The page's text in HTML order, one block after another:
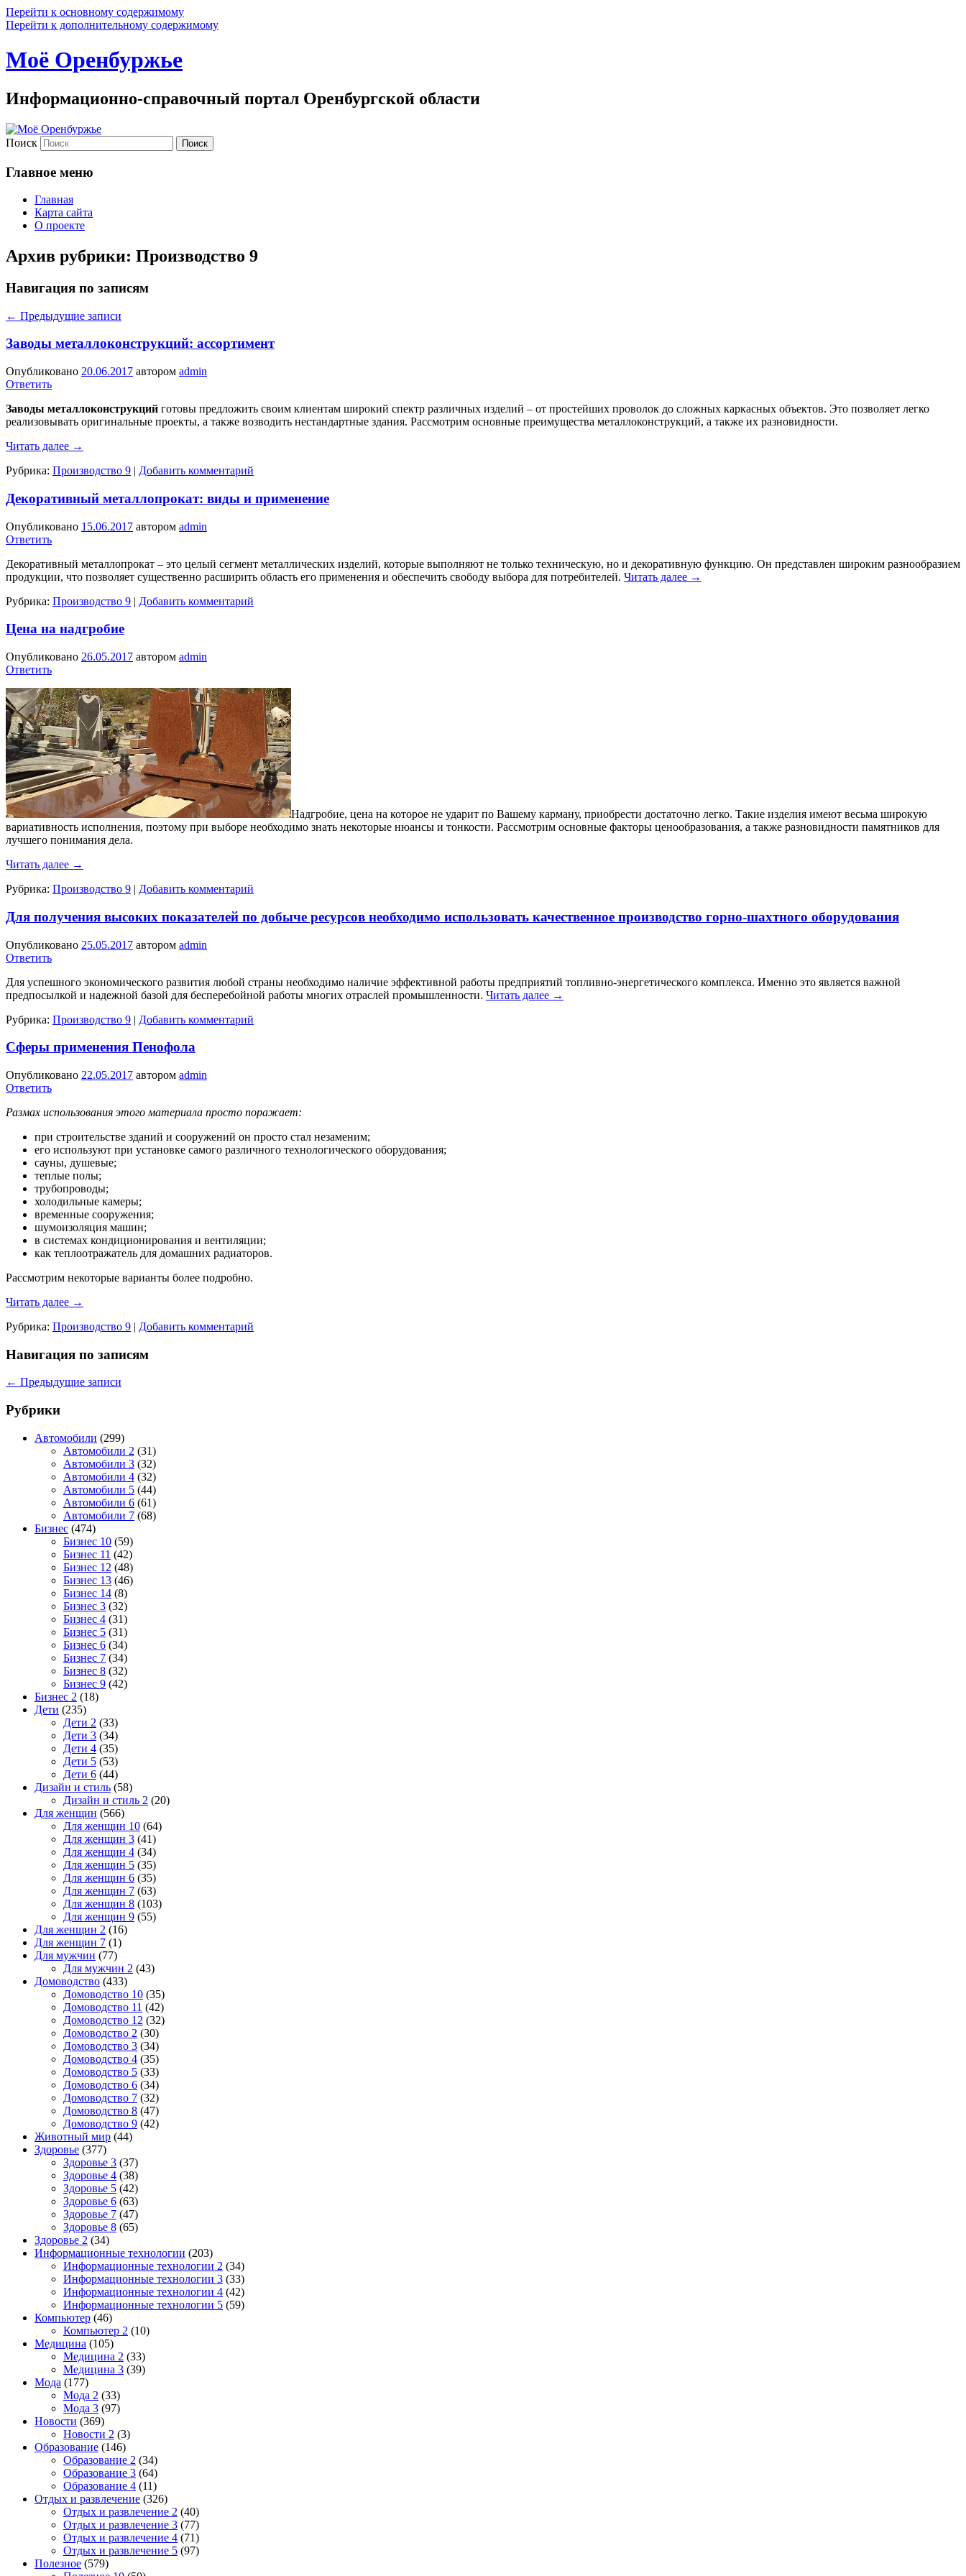
Перейти к основному содержимому
Перейти к дополнительному содержимому
Моё Оренбуржье
Информационно-справочный портал Оренбургской области
Поиск
Главное меню
Главная
Карта сайта
О проекте
Архив рубрики: Производство 9
Навигация по записям
← Предыдущие записи
Заводы металлоконструкций: ассортимент
Опубликовано 20.06.2017 автором admin
Ответить
Заводы металлоконструкций готовы предложить своим клиентам широкий спектр различных изделий – от простейших проволок до сложных каркасных объектов. Это позволяет легко
реализовывать оригинальные проекты, а также возводить нестандартные здания. Рассмотрим основные преимущества металлоконструкций, а также их разновидности.
Читать далее →
Рубрика: Производство 9 | Добавить комментарий
Декоративный металлопрокат: виды и применение
Опубликовано 15.06.2017 автором admin
Ответить
Декоративный металлопрокат – это целый сегмент металлических изделий, которые выполняют не только техническую, но и декоративную функцию. Он представлен широким разнообразием
продукции, что позволяет существенно расширить область его применения и обеспечить свободу выбора для потребителей. Читать далее →
Рубрика: Производство 9 | Добавить комментарий
Цена на надгробие
Опубликовано 26.05.2017 автором admin
Ответить
Надгробие, цена на которое не ударит по Вашему карману, приобрести достаточно легко. Такие изделия имеют весьма широкую
вариативность исполнения, поэтому при выборе необходимо знать некоторые нюансы и тонкости. Рассмотрим основные факторы ценообразования, а также разновидности памятников для
лучшего понимания дела.
Читать далее →
Рубрика: Производство 9 | Добавить комментарий
Для получения высоких показателей по добыче ресурсов необходимо использовать качественное производство горно-шахтного оборудования
Опубликовано 25.05.2017 автором admin
Ответить
Для успешного экономического развития любой страны необходимо наличие эффективной работы предприятий топливно-энергетического комплекса. Именно это является важной
предпосылкой и надежной базой для бесперебойной работы многих отраслей промышленности. Читать далее →
Рубрика: Производство 9 | Добавить комментарий
Сферы применения Пенофола
Опубликовано 22.05.2017 автором admin
Ответить
Размах использования этого материала просто поражает:
при строительстве зданий и сооружений он просто стал незаменим;
его используют при установке самого различного технологического оборудования;
сауны, душевые;
теплые полы;
трубопроводы;
холодильные камеры;
временные сооружения;
шумоизоляция машин;
в системах кондиционирования и вентиляции;
как теплоотражатель для домашних радиаторов.
Рассмотрим некоторые варианты более подробно.
Читать далее →
Рубрика: Производство 9 | Добавить комментарий
Навигация по записям
← Предыдущие записи
Рубрики
Автомобили (299)
Автомобили 2 (31)
Автомобили 3 (32)
Автомобили 4 (32)
Автомобили 5 (44)
Автомобили 6 (61)
Автомобили 7 (68)
Бизнес (474)
Бизнес 10 (59)
Бизнес 11 (42)
Бизнес 12 (48)
Бизнес 13 (46)
Бизнес 14 (8)
Бизнес 3 (32)
Бизнес 4 (31)
Бизнес 5 (31)
Бизнес 6 (34)
Бизнес 7 (34)
Бизнес 8 (32)
Бизнес 9 (42)
Бизнес 2 (18)
Дети (235)
Дети 2 (33)
Дети 3 (34)
Дети 4 (35)
Дети 5 (53)
Дети 6 (44)
Дизайн и стиль (58)
Дизайн и стиль 2 (20)
Для женщин (566)
Для женщин 10 (64)
Для женщин 3 (41)
Для женщин 4 (34)
Для женщин 5 (35)
Для женщин 6 (35)
Для женщин 7 (63)
Для женщин 8 (103)
Для женщин 9 (55)
Для женщин 2 (16)
Для женщин 7 (1)
Для мужчин (77)
Для мужчин 2 (43)
Домоводство (433)
Домоводство 10 (35)
Домоводство 11 (42)
Домоводство 12 (32)
Домоводство 2 (30)
Домоводство 3 (34)
Домоводство 4 (35)
Домоводство 5 (33)
Домоводство 6 (34)
Домоводство 7 (32)
Домоводство 8 (47)
Домоводство 9 (42)
Животный мир (44)
Здоровье (377)
Здоровье 3 (37)
Здоровье 4 (38)
Здоровье 5 (42)
Здоровье 6 (63)
Здоровье 7 (47)
Здоровье 8 (65)
Здоровье 2 (34)
Информационные технологии (203)
Информационные технологии 2 (34)
Информационные технологии 3 (33)
Информационные технологии 4 (42)
Информационные технологии 5 (59)
Компьютер (46)
Компьютер 2 (10)
Медицина (105)
Медицина 2 (33)
Медицина 3 (39)
Мода (177)
Мода 2 (33)
Мода 3 (97)
Новости (369)
Новости 2 (3)
Образование (146)
Образование 2 (34)
Образование 3 (64)
Образование 4 (11)
Отдых и развлечение (326)
Отдых и развлечение 2 (40)
Отдых и развлечение 3 (77)
Отдых и развлечение 4 (71)
Отдых и развлечение 5 (97)
Полезное (579)